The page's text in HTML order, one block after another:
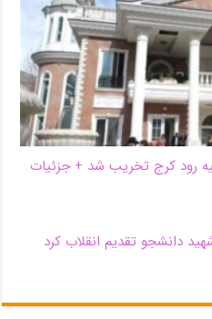
رود کرج تخریب شد + جزئیات